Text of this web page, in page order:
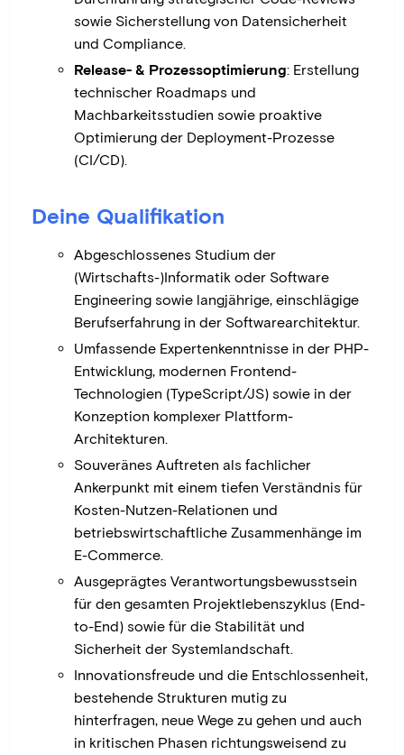
sowie Sicherstellung von Datensicherheit
und Compliance.
Release- & Prozessoptimierung: Erstellung
technischer Roadmaps und
Machbarkeitsstudien sowie proaktive
Optimierung der Deployment-Prozesse
(CI/CD).
Deine Qualifikation
Abgeschlossenes Studium der
(Wirtschafts-)Informatik oder Software
Engineering sowie langjährige, einschlägige
Berufserfahrung in der Softwarearchitektur.
Umfassende Expertenkenntnisse in der PHP-
Entwicklung, modernen Frontend-
Technologien (TypeScript/JS) sowie in der
Konzeption komplexer Plattform-
Architekturen.
Souveränes Auftreten als fachlicher
Ankerpunkt mit einem tiefen Verständnis für
Kosten-Nutzen-Relationen und
betriebswirtschaftliche Zusammenhänge im
E-Commerce.
Ausgeprägtes Verantwortungsbewusstsein
für den gesamten Projektlebenszyklus (End-
to-End) sowie für die Stabilität und
Sicherheit der Systemlandschaft.
Innovationsfreude und die Entschlossenheit,
bestehende Strukturen mutig zu
hinterfragen, neue Wege zu gehen und auch
in kritischen Phasen richtungsweisend zu